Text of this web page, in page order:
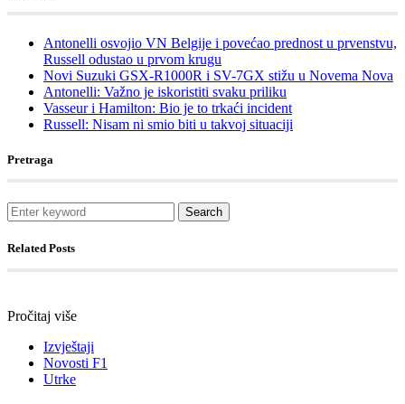
Antonelli osvojio VN Belgije i povećao prednost u prvenstvu,
Russell odustao u prvom krugu
Novi Suzuki GSX-R1000R i SV-7GX stižu u Novema Nova
Antonelli: Važno je iskoristiti svaku priliku
Vasseur i Hamilton: Bio je to trkaći incident
Russell: Nisam ni smio biti u takvoj situaciji
Pretraga
Search
Related Posts
Pročitaj više
Izvještaji
Novosti F1
Utrke